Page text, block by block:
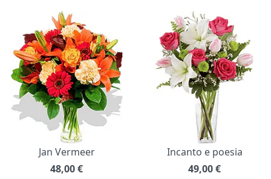
Jan Vermeer
48,00€
Incanto e poesia
49,00€